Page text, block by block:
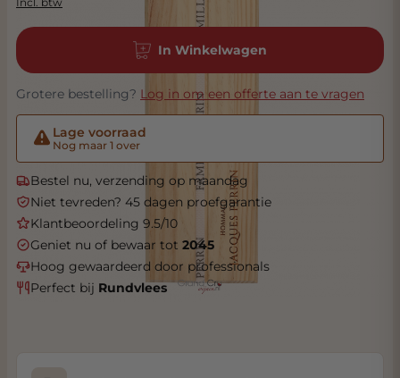
In Winkelwagen
Grotere bestelling? Log in om een offerte aan te vragen
Lage voorraad
Nog maar 1 over
Bestel nu, verzending op maandag
Niet tevreden? 45 dagen proefgarantie
Klantbeoordeling 9.5/10
Geniet nu of bewaar tot 2045
Hoog gewaardeerd door professionals
Perfect bij Rundvlees